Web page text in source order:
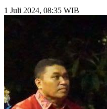
1 Juli 2024, 08:35 WIB